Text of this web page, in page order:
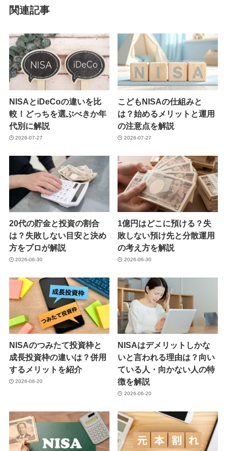
関連記事
NISAとiDeCoの違いを比
較！どっちを選ぶべきか年
代別に解説
2026-07-27
こどもNISAの仕組みと
は？始めるメリットと運用
の注意点を解説
2026-07-27
20代の貯金と投資の割合
は？失敗しない目安と決め
方をプロが解説
2026-06-30
1億円はどこに預ける？失
敗しない預け先と分散運用
の考え方を解説
2026-06-30
NISAのつみたて投資枠と
成長投資枠の違いは？併用
するメリットを紹介
2026-06-20
NISAはデメリットしかな
いと言われる理由は？向い
ている人・向かない人の特
徴を解説
2026-06-20